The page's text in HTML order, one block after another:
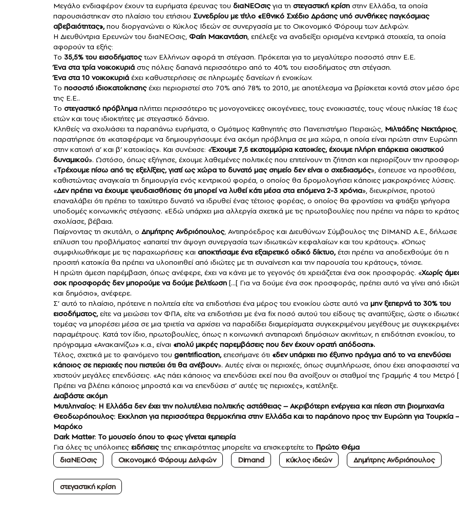
Μεγάλο ενδιαφέρον έχουν τα ευρήματα έρευνας του διαΝΕΟσις για τη στεγαστική κρίση στην Ελλάδα, τα οποία
παρουσιάστηκαν στο πλαίσιο του ετήσιου Συνεδρίου με τίτλο «Εθνικό Σχέδιο Δράσης υπό συνθήκες παγκόσμιας
αβεβαιότητας»,που διοργανώνει ο Κύκλος Ιδεών σε συνεργασία με το Οικονομικό Φόρουμ των Δελφών.
Η Διευθύντρια Ερευνών του διαΝΕΟσις, Φαίη Μακαντάση, επέλεξε να αναδείξει ορισμένα κεντρικά στοιχεία, τα οποία
αφορούν τα εξής:
Το 35,5% του εισοδήματοςτων Ελλήνων αφορά τη στέγαση. Πρόκειται για το μεγαλύτερο ποσοστό στην Ε.Ε.
Ένα στα τρία νοικοκυριά στις πόλεις δαπανά περισσότερο από το 40% του εισοδήματος στη στέγαση.
Ένα στα 10 νοικοκυριά έχει καθυστερήσεις σε πληρωμές δανείων ή ενοικίων.
Το ποσοστό ιδιοκατοίκησηςέχει περιοριστεί στο 70% από 78% το 2010, με αποτέλεσμα να βρίσκεται κοντά στον μέσο
της Ε.Ε..
Το στεγαστικό πρόβλημα πλήττει περισσότερο τις μονογονεϊκες οικογένειες, τους ενοικιαστές, τους νέους ηλικίας 18
ετών και τους ιδιοκτήτες με στεγαστικό δάνειο.
Κληθείς να σχολιάσει τα παραπάνω ευρήματα, ο Ομότιμος Καθηγητής στο Πανεπιστήμιο Πειραιώς, Μιλτιάδης Νεκτάριος,
παρατήρησε ότι «καταφέραμε να δημιουργήσουμε ένα ακόμη πρόβλημα σε μια χώρα, η οποία είναι πρώτη στην Ευρώπη
στην κατοχή α’ και β’ κατοικίας». Και συνέχισε: «Έχουμε 7,5 εκατομμύρια κατοικίες, έχουμε πλήρη επάρκεια οικιστικού
δυναμικού». Ωστόσο, όπως εξήγησε, έχουμε λαθεμένες πολιτικές που επιτείνουν τη ζήτηση και περιορίζουν την
«Τρέχουμε πίσω από τις εξελίξεις, γιατί ως χώρα το δυνατό μας σημείο δεν είναι ο σχεδιασμός», έσπευσε να προσθέσει,
καθιστώντας αναγκαία τη δημιουργία ενός κεντρικού φορέα, ο οποίος θα δρομολογήσει κάποιες μακροχρόνιες λύσεις.
«Δεν πρέπει να έχουμε ψευδαισθήσεις ότι μπορεί να λυθεί κάτι μέσα στα επόμενα 2-3 χρόνια», διευκρίνισε, προτού
επαναλάβει ότι πρέπει το ταχύτερο δυνατό να ιδρυθεί ένας τέτοιος φορέας, ο οποίος θα φροντίσει να φτιάξει γρήγορα
υποδομές κοινωνικής στέγασης. «Εδώ υπάρχει μια αλλεργία σχετικά με τις πρωτοβουλίες που πρέπει να πάρει το
σχολίασε, βέβαια.
Παίρνοντας τη σκυτάλη, ο Δημήτρης Ανδριόπουλος, Αντιπρόεδρος και Διευθύνων Σύμβουλος της DIMAND Α.Ε., δήλωσε
επίλυση του προβλήματος «απαιτεί την άψογη συνεργασία των ιδιωτικών κεφαλαίων και του κράτους». «Όπως
συμφιλιωθήκαμε με τις παραχωρήσεις και αποκτήσαμε ένα εξαιρετικό οδικό δίκτυο,έτσι πρέπει να αποδεχθούμε ότι η
προσιτή κατοικία θα πρέπει να υλοποιηθεί από ιδιώτες με τη συναίνεση και την παρουσία του κράτους», τόνισε.
Η πρώτη άμεση παρέμβαση, όπως ανέφερε, έχει να κάνει με το γεγονός ότι χρειάζεται ένα σοκ προσφοράς. «Χωρίς
σοκ προσφοράς δεν μπορούμε να δούμε βελτίωση […[ Για να δούμε ένα σοκ προσφοράς, πρέπει αυτό να γίνει από
και δημόσιο», ανέφερε.
Σ’ αυτό το πλαίσιο, πρότεινε η πολιτεία είτε να επιδοτήσει ένα μέρος του ενοικίου ώστε αυτό να μην ξεπερνά το 30% του
εισοδήματος,είτε να μειώσει τον ΦΠΑ, είτε να επιδοτήσει με ένα fix ποσό αυτού του είδους τις αναπτύξεις, ώστε ο
τομέας να μπορέσει μέσα σε μια τριετία να αρχίσει να παραδίδει διαμερίσματα συγκεκριμένου μεγέθους με
παραμέτρους. Κατά τον ίδιο, πρωτοβουλίες, όπως η κοινωνική αντιπαροχή δημόσιων ακινήτων, η επιδότηση ενοικίου, το
πρόγραμμα «Ανακαινίζω» κ.α., είναι «πολύ μικρές παρεμβάσεις που δεν έχουν ορατή απόδοση».
Τέλος, σχετικά με το φαινόμενο του gentrification,επεσήμανε ότι «δεν υπάρχει πιο έξυπνο πράγμα από το να επενδύσει
κάποιος σε περιοχές που πιστεύει ότι θα ανέβουν». Αυτές είναι οι περιοχές, όπως συμπλήρωσε, όπου έχει αποφασιστεί να
χτιστούν μεγάλες επενδύσεις. «Ας πάει κάποιος να επενδύσει εκεί που θα ανοίξουν οι σταθμοί της Γραμμής 4 του Μετρό
Πρέπει να βλέπει κάποιος μπροστά και να επενδύσει σ’ αυτές τις περιοχές», κατέληξε.
Διαβάστε ακόμη
Μυτιληναίος: Η Ελλάδα δεν έχει την πολυτέλεια πολιτικής αστάθειας – Ακριβότερη ενέργεια και πίεση στη βιομηχανία
Θεοδωρόπουλος: Εκκληση για περισσότερα θερμοκήπια στην Ελλάδα και το παράπονο προς την Ευρώπη για Τουρκία
Μαρόκο
Dark Matter: Το μουσείο όπου το φως γίνεται εμπειρία
Για όλες τις υπόλοιπες ειδήσειςτης επικαιρότητας μπορείτε να επισκεφτείτε το Πρώτο Θέμα
διαΝΕΟσις
Οικονομικό Φόρουμ Δελφών Dimand κύκλος ιδεών Δημήτρης Ανδριόπουλος
στεγαστική κρίση